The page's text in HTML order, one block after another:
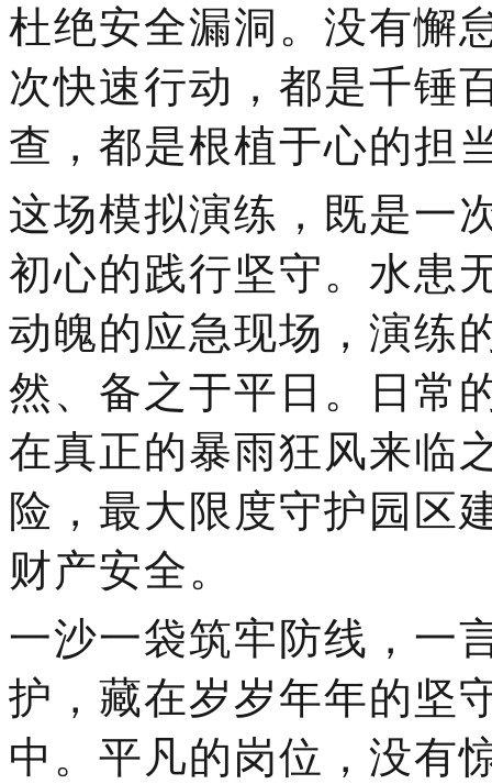
杜绝安全漏洞。没有懈
次快速行动，都是千锤
查，都是根植于心的担
这场模拟演练 ，既是一
初心的践行坚守。水患
动魄的应急现场，演练
然、备之于平日。日常
在真正的暴雨狂风来临
险，最大限度守护园区
财产安全。
一沙一袋筑牢防线，一
护，藏在岁岁年年的坚
中。平凡的岗位，没有